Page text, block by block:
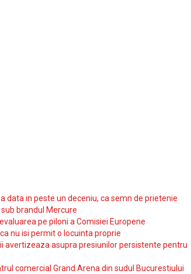
data in peste un deceniu, ca semn de prietenie
brandul Mercure
pe piloni a Comisiei Europene
nu isi permit o locuinta proprie
avertizeaza asupra presiunilor persistente pentru
comercial Grand Arena din sudul Bucurestiului